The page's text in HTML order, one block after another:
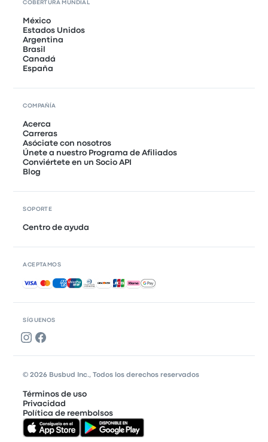
SÍGUENOS
COBERTURA MUNDIAL
México
Estados Unidos
Argentina
Brasil
Canadá
España
COMPAÑÍA
Acerca
Carreras
Asóciate con nosotros
Únete a nuestro Programa de Afiliados
Conviértete en un Socio API
Blog
SOPORTE
Centro de ayuda
ACEPTAMOS
Pagos aceptados
© 2026 Busbud Inc., Todos los derechos reservados
Términos de uso
Privacidad
Política de reembolsos